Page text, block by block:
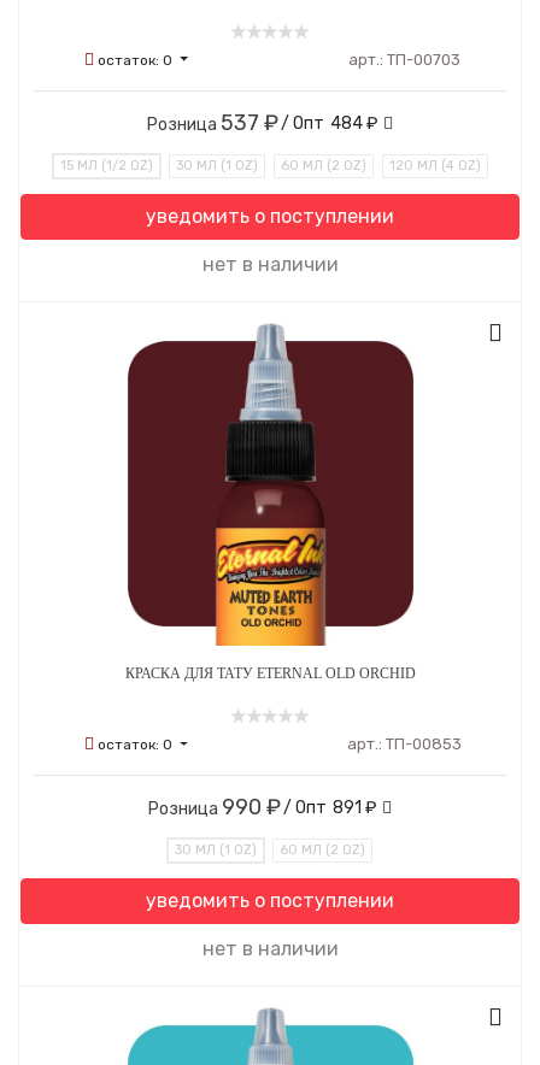
остаток: 0 арт.: ТП-00703
Розница 537 ₽/ Опт 484 ₽
15 МЛ (1/2 OZ) 30 МЛ (1 OZ) 60 МЛ (2 OZ) 120 МЛ (4 OZ)
уведомить о поступлении
нет в наличии
КРАСКА ДЛЯ ТАТУ ETERNAL OLD ORCHID
остаток: 0 арт.: ТП-00853
Розница 990 ₽/ Опт 891 ₽
30 МЛ (1 OZ) 60 МЛ (2 OZ)
уведомить о поступлении
нет в наличии